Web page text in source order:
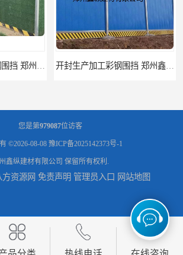
郑州工地活动板房 河南移动集装箱房厂家直销 河南frp采光板 质量好价格优惠
您是第979087位访客
©2026-08-08 豫ICP备2025142373号-1
鑫纵建材有限公司 保留所有权利.
方资源网 免责声明 管理员入口 网站地图